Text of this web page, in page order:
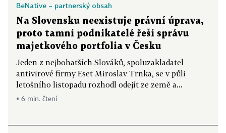
BeNative – partnerský obsah
Na Slovensku neexistuje právní úprava,
proto tamní podnikatelé řeší správu
majetkového portfolia v Česku
Jeden z nejbohatších Slováků, spoluzakladatel
antivirové firmy Eset Miroslav Trnka, se v půli
letošního listopadu rozhodl odejít ze země a...
▪ 6 min. čtení